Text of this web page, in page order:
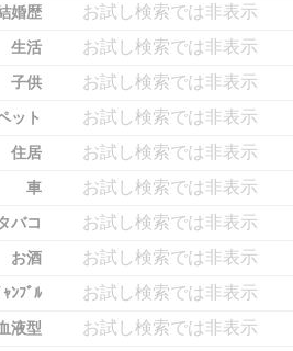
婚歴 お試し検索では非表示
生活 お試し検索では非表示
子供 お試し検索では非表示
ット お試し検索では非表示
住居 お試し検索では非表示
車 お試し検索では非表示
バコ お試し検索では非表示
お酒 お試し検索では非表示
ｬﾝﾌﾞﾙ お試し検索では非表示
液型 お試し検索では非表示